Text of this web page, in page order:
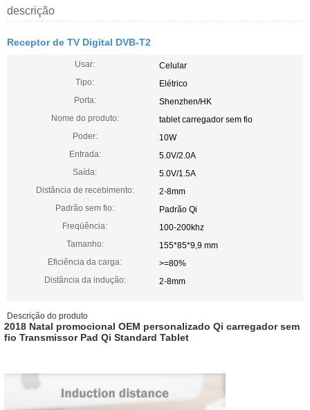
descrição
Receptor de TV Digital DVB-T2
Usar:
Celular
Tipo:
Elétrico
Porta:
Shenzhen/HK
Nome do produto:
tablet carregador sem fio
Poder:
10W
Entrada:
5.0V/2.0A
Saída:
5.0V/1.5A
Distância de recebimento:
2-8mm
Padrão sem fio:
Padrão Qi
Freqüência:
100-200khz
Tamanho:
155*85*9,9 mm
Eficiência da carga:
>=80%
Distância da indução:
2-8mm
Descrição do produto
2018 Natal promocional OEM personalizado Qi carregador sem
fio Transmissor Pad Qi Standard Tablet